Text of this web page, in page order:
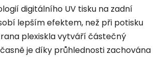
digitálního UV tisku na zadní
lepším efektem, než při potisku
plexiskla vytváří částečný
je díky průhlednosti zachována